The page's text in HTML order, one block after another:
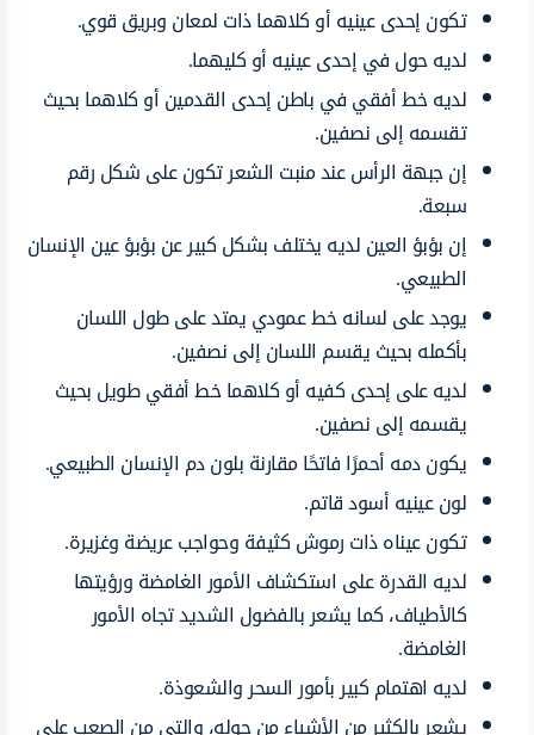
تكون إحدى عينيه أو كلاهما ذات لمعان وبريق قوي.
لديه حول في إحدى عينيه أو كليهما.
لديه خط أفقي في باطن إحدى القدمين أو كلاهما بحيث
تقسمه إلى نصفين.
إن جبهة الرأس عند منبت الشعر تكون على شكل رقم
سبعة.
إن بؤبؤ العين لديه يختلف بشكل كبير عن بؤبؤ عين الإنسان
الطبيعي.
يوجد على لسانه خط عمودي يمتد على طول اللسان
بأكمله بحيث يقسم اللسان إلى نصفين.
لديه على إحدى كفيه أو كلاهما خط أفقي طويل بحيث
يقسمه إلى نصفين.
يكون دمه أحمرًا فاتحًا مقارنة بلون دم الإنسان الطبيعي.
لون عينيه أسود قاتم.
تكون عيناه ذات رموش كثيفة وحواجب عريضة وغزيرة.
لديه القدرة على استكشاف الأمور الغامضة ورؤيتها
كالأطياف، كما يشعر بالفضول الشديد تجاه الأمور
الغامضة.
لديه اهتمام كبير بأمور السحر والشعوذة.
يشعر بالكثير من الأشياء من حوله، والتي من الصعب على